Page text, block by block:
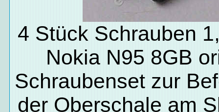
4 Stück Schrauben
Nokia N95 8GB
Schraubenset zur
der Oberschale am